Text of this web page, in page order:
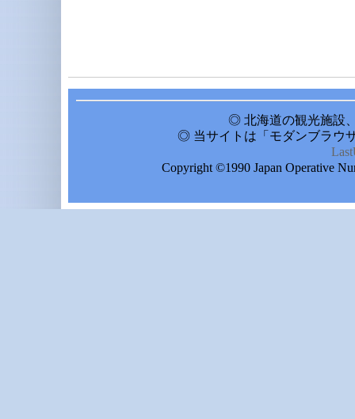
◎ 北海道の観光施設
◎ 当サイトは「モダンブラウ
Copyright ©1990 Japan Operative